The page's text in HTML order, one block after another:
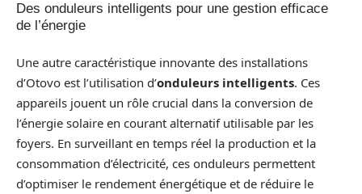
Des onduleurs intelligents pour une gestion efficace
de l’énergie
Une autre caractéristique innovante des installations
d’Otovo est l’utilisation d’onduleurs intelligents. Ces
appareils jouent un rôle crucial dans la conversion de
l’énergie solaire en courant alternatif utilisable par les
foyers. En surveillant en temps réel la production et la
consommation d’électricité, ces onduleurs permettent
d’optimiser le rendement énergétique et de réduire le